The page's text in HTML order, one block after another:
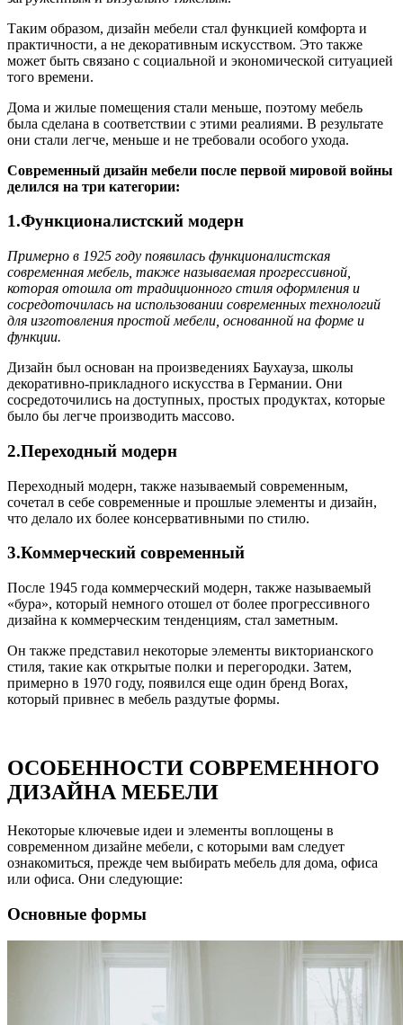
Таким образом, дизайн мебели стал функцией комфорта и
практичности, а не декоративным искусством. Это также
может быть связано с социальной и экономической ситуацией
того времени.
Дома и жилые помещения стали меньше, поэтому мебель
была сделана в соответствии с этими реалиями. В результате
они стали легче, меньше и не требовали особого ухода.
Современный дизайн мебели после первой мировой войны
делился на три категории:
1.Функционалистский модерн
Примерно в 1925 году появилась функционалистская
современная мебель, также называемая прогрессивной,
которая отошла от традиционного стиля оформления и
сосредоточилась на использовании современных технологий
для изготовления простой мебели, основанной на форме и
функции.
Дизайн был основан на произведениях Баухауза, школы
декоративно-прикладного искусства в Германии. Они
сосредоточились на доступных, простых продуктах, которые
было бы легче производить массово.
2.Переходный модерн
Переходный модерн, также называемый современным,
сочетал в себе современные и прошлые элементы и дизайн,
что делало их более консервативными по стилю.
3.Коммерческий современный
После 1945 года коммерческий модерн, также называемый
«бура», который немного отошел от более прогрессивного
дизайна к коммерческим тенденциям, стал заметным.
Он также представил некоторые элементы викторианского
стиля, такие как открытые полки и перегородки. Затем,
примерно в 1970 году, появился еще один бренд Borax,
который привнес в мебель раздутые формы.
ОСОБЕННОСТИ СОВРЕМЕННОГО
ДИЗАЙНА МЕБЕЛИ
Некоторые ключевые идеи и элементы воплощены в
современном дизайне мебели, с которыми вам следует
ознакомиться, прежде чем выбирать мебель для дома, офиса
или офиса. Они следующие:
Основные формы